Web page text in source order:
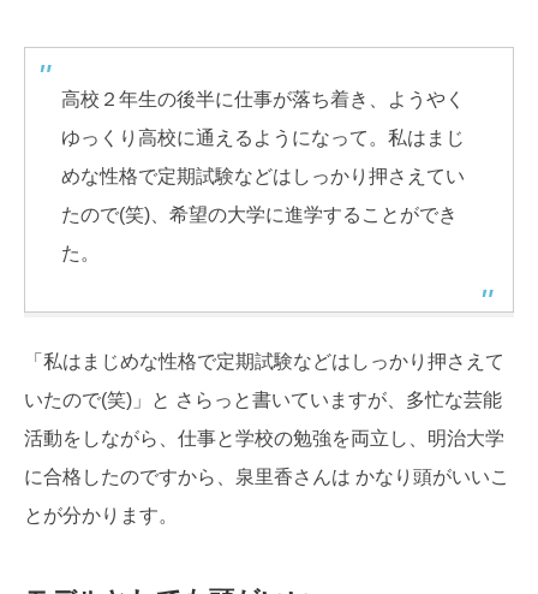
高校２年生の後半に仕事が落ち着き、ようやく
ゆっくり高校に通えるようになって。私はまじ
めな性格で定期試験などはしっかり押さえてい
たので(笑)、希望の大学に進学することができ
た。
「私はまじめな性格で定期試験などはしっかり押さえて
いたので(笑)」と さらっと書いていますが、多忙な芸能
活動をしながら、仕事と学校の勉強を両立し、明治大学
に合格したのですから、泉里香さんは かなり頭がいいこ
とが分かります。